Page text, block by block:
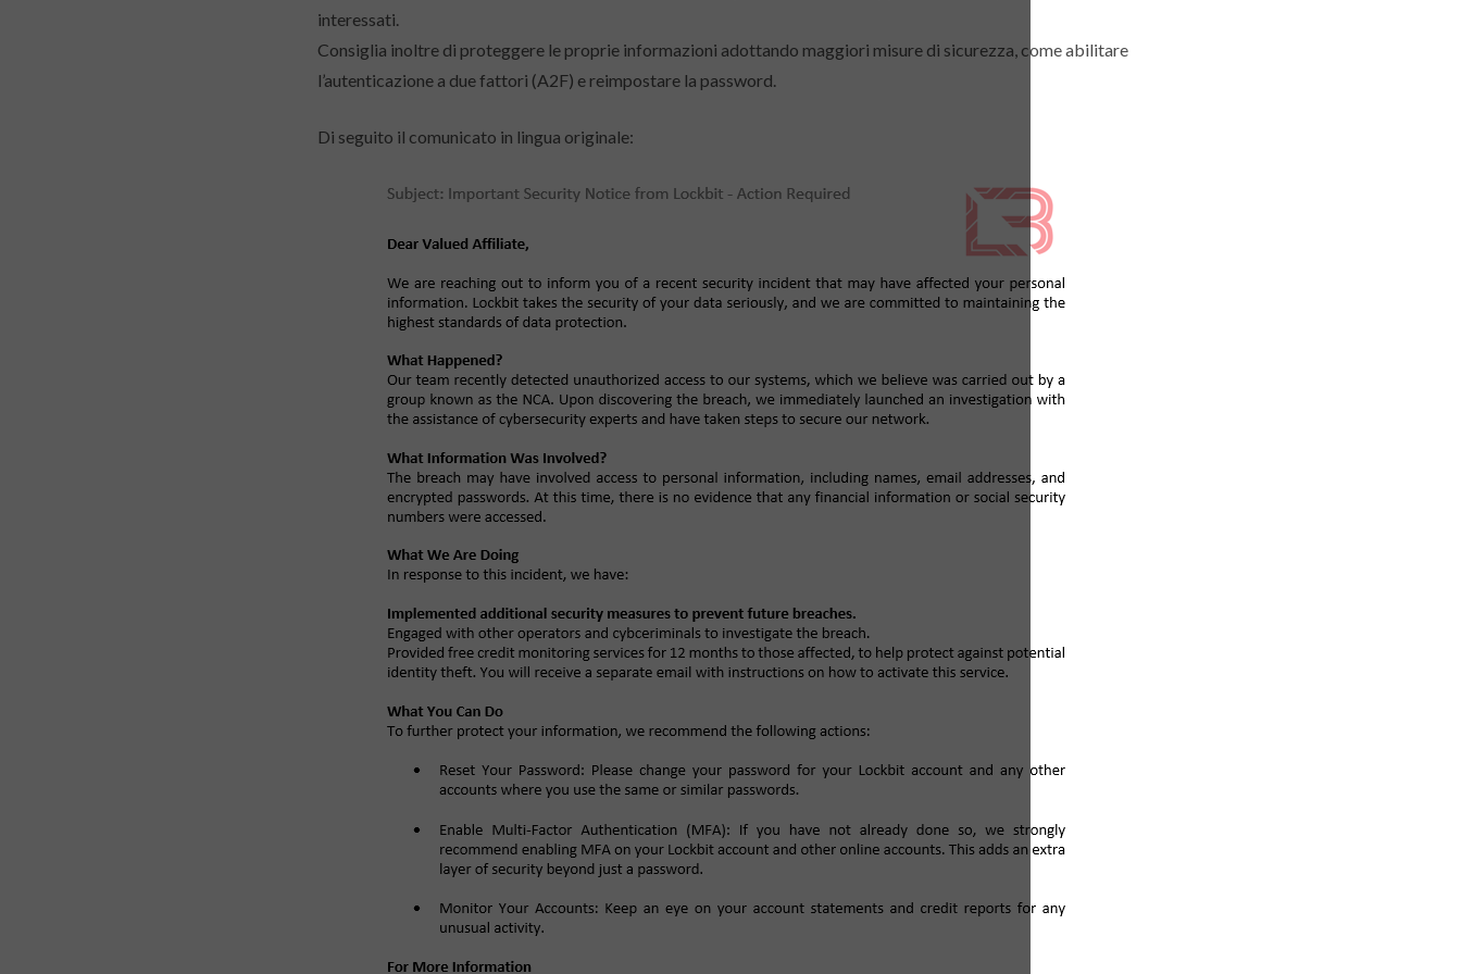
interessati.
Consiglia inoltre di proteggere le proprie informazioni adottando maggiori misure di sicurezza, come abilitare
l’autenticazione a due fattori (A2F) e reimpostare la password.
Di seguito il comunicato in lingua originale: